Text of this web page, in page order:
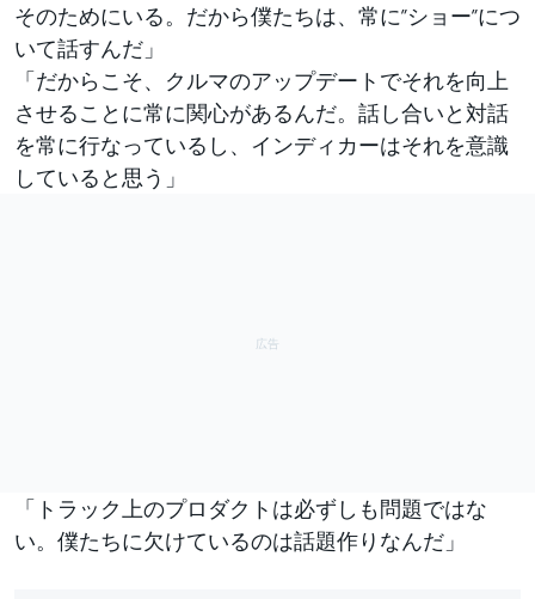
そのためにいる。だから僕たちは、常に”ショー”につ
いて話すんだ」
「だからこそ、クルマのアップデートでそれを向上
させることに常に関心があるんだ。話し合いと対話
を常に行なっているし、インディカーはそれを意識
していると思う」
「トラック上のプロダクトは必ずしも問題ではな
い。僕たちに欠けているのは話題作りなんだ」